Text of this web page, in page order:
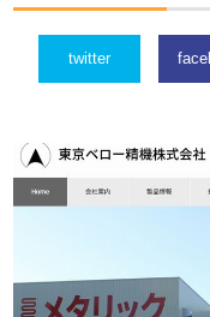
twitter